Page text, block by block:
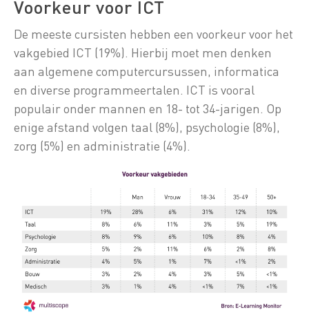
Voorkeur voor ICT
De meeste cursisten hebben een voorkeur voor het
vakgebied ICT (19%). Hierbij moet men denken
aan algemene computercursussen, informatica
en diverse programmeertalen. ICT is vooral
populair onder mannen en 18- tot 34-jarigen. Op
enige afstand volgen taal (8%), psychologie (8%),
zorg (5%) en administratie (4%).